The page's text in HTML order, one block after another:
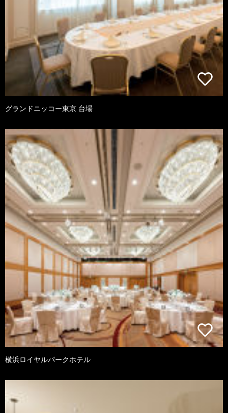
グランドニッコー東京 台場
横浜ロイヤルパークホテル